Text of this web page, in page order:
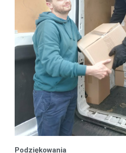
Podziękowania